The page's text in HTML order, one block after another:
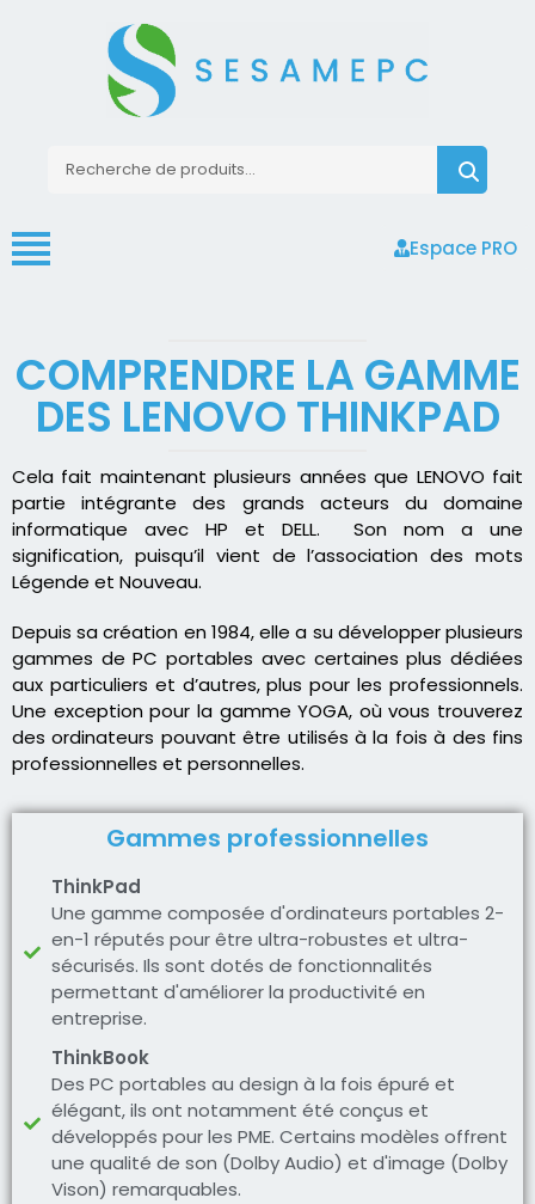
Espace PRO
COMPRENDRE LA GAMME
DES LENOVO THINKPAD
Cela fait maintenant plusieurs années que LENOVO fait
partie intégrante des grands acteurs du domaine
informatique avec HP et DELL. Son nom a une
signification, puisqu’il vient de l’association des mots
Légende et Nouveau.
Depuis sa création en 1984, elle a su développer plusieurs
gammes de PC portables avec certaines plus dédiées
aux particuliers et d’autres, plus pour les professionnels.
Une exception pour la gamme YOGA, où vous trouverez
des ordinateurs pouvant être utilisés à la fois à des fins
professionnelles et personnelles.
Gammes professionnelles
ThinkPad
Une gamme composée d'ordinateurs portables 2-
en-1 réputés pour être ultra-robustes et ultra-
sécurisés. Ils sont dotés de fonctionnalités
permettant d'améliorer la productivité en
entreprise.
ThinkBook
Des PC portables au design à la fois épuré et
élégant, ils ont notamment été conçus et
développés pour les PME. Certains modèles offrent
une qualité de son (Dolby Audio) et d'image (Dolby
Vison) remarquables.